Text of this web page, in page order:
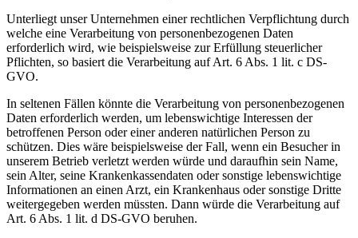
Unterliegt unser Unternehmen einer rechtlichen Verpflichtung durch
welche eine Verarbeitung von personenbezogenen Daten
erforderlich wird, wie beispielsweise zur Erfüllung steuerlicher
Pflichten, so basiert die Verarbeitung auf Art. 6 Abs. 1 lit. c DS-
GVO.
In seltenen Fällen könnte die Verarbeitung von personenbezogenen
Daten erforderlich werden, um lebenswichtige Interessen der
betroffenen Person oder einer anderen natürlichen Person zu
schützen. Dies wäre beispielsweise der Fall, wenn ein Besucher in
unserem Betrieb verletzt werden würde und daraufhin sein Name,
sein Alter, seine Krankenkassendaten oder sonstige lebenswichtige
Informationen an einen Arzt, ein Krankenhaus oder sonstige Dritte
weitergegeben werden müssten. Dann würde die Verarbeitung auf
Art. 6 Abs. 1 lit. d DS-GVO beruhen.